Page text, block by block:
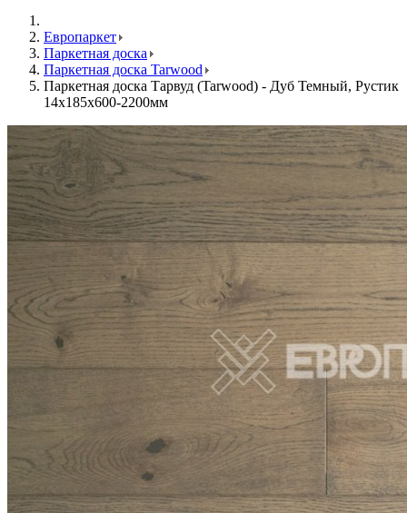
Европаркет
Паркетная доска
Паркетная доска Tarwood
Паркетная доска Тарвуд (Tarwood) - Дуб Темный, Рустик
14х185х600-2200мм